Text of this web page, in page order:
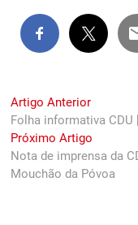
Navegação
de
artigos
Artigo AnteriorPrevious
post:
Folha informativa CDU
Próximo Artigo
post:
Nota de imprensa da
Mouchão da Póvoa